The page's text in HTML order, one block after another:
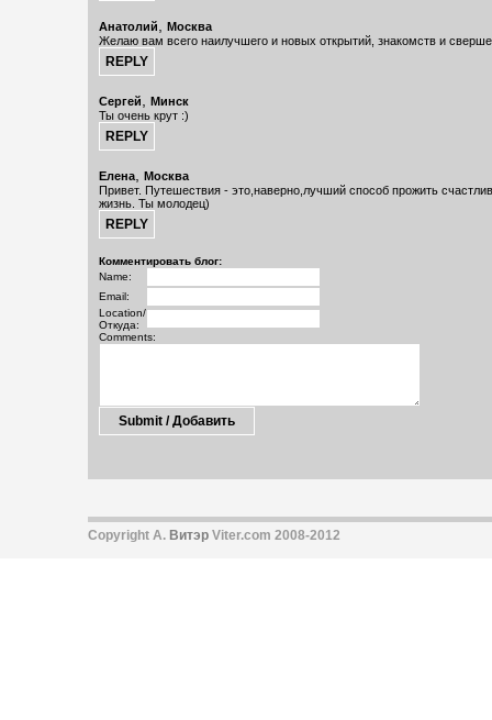
Анатолий, Москва
Желаю вам всего наилучшего и новых открытий, знакомств и
Сергей, Минск
Ты очень крут :)
Елена, Москва
Привет. Путешествия - это,наверно,лучший способ прожить
жизнь. Ты молодец)
Комментировать блог:
Name:
Email:
Location/
Откуда:
Comments:
Copyright А. Витэр Viter.com 2008-2012